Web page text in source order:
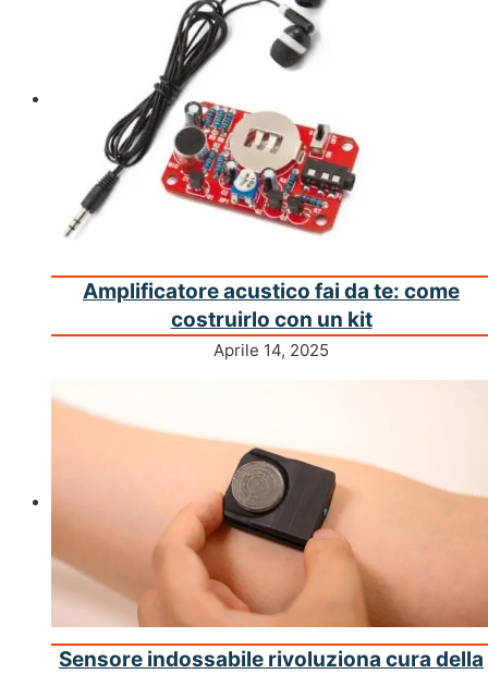
Amplificatore acustico fai da te: come
costruirlo con un kit
Aprile 14, 2025
Sensore indossabile rivoluziona cura della